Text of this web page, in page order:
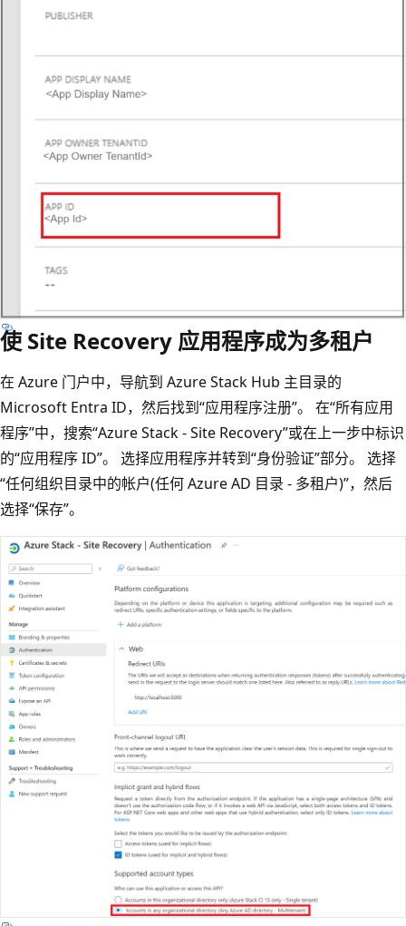
使 Site Recovery 应用程序成为多租户
在 Azure 门户中，导航到 Azure Stack Hub 主目录的
Microsoft Entra ID，然后找到“应用程序注册”。
在“所有应用
程序”中，搜索“Azure Stack - Site Recovery”或在上一步中标识
的“应用程序 ID”。
选择应用程序并转到“身份验证”部分。
选择
“任何组织目录中的帐户(任何 Azure AD 目录 - 多租户)”，然后
选择“保存”。